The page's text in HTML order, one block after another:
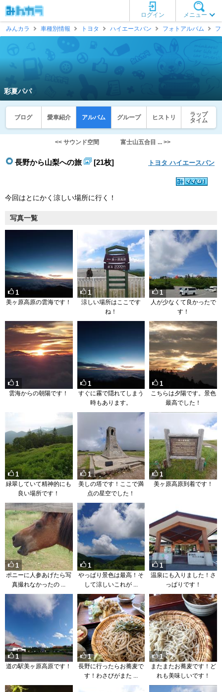
メニュー
ログイン
みんカラ
車種別情報 トヨタ ハイエースバン フォトアルバム
彩夏パパ
ブログ 愛車紹介 アルバム グループ ヒストリ
ラップ
タイム
<< サウンド空間 富士山五合目 ... >>
長野から山梨への旅 [21枚] トヨタ ハイエースバン
今回はとにかく涼しい場所に行く！
写真一覧
1
美ヶ原高原の雲海です！
1
涼しい場所はここです
ね！
1
人が少なくて良かったで
す！
1
雲海からの朝陽です！
1
すぐに霧で隠れてしまう
時もあります。
1
こちらは夕陽です。景色
最高でした！
1
緑翠していて精神的にも
良い場所です！
1
美しの塔です！ここで満
点の星空でした！
1
美ヶ原高原到着です！
1
ポニーに人参あげたら写
真撮れなかったの ...
1
やっぱり景色は最高！そ
して涼しいこれが ...
1
温泉にも入りました！さ
っぱりです！
1
道の駅美ヶ原高原です！
1
長野に行ったらお蕎麦で
す！わさびがまた ...
1
またまたお蕎麦です！ど
れも美味しいです！